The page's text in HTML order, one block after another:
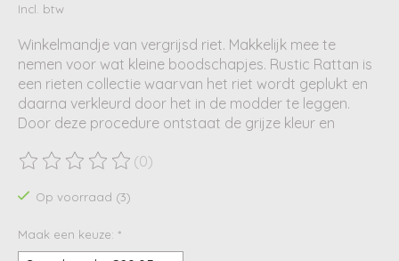
Incl. btw
Winkelmandje van vergrijsd riet. Makkelijk mee te
nemen voor wat kleine boodschapjes. Rustic Rattan is
een rieten collectie waarvan het riet wordt geplukt en
daarna verkleurd door het in de modder te leggen.
Door deze procedure ontstaat de grijze kleur en
De beoordeling van dit product is
(0)
Op voorraad (3)
Maak een keuze: *